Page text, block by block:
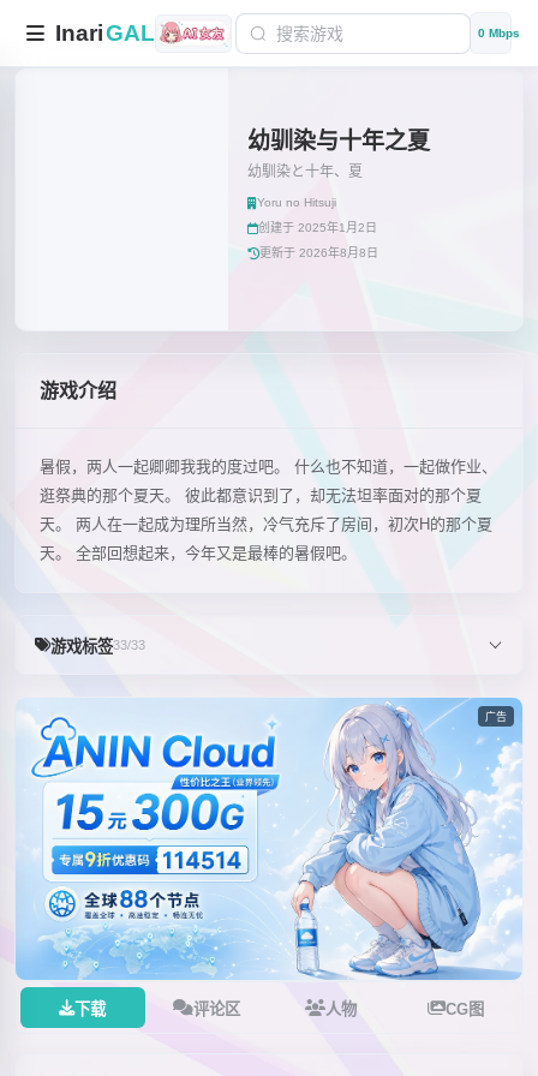
InariGAL 0 Mbps
幼驯染与十年之夏
幼馴染と十年、夏
Yoru no Hitsuji
创建于 2025年1月2日
更新于 2026年8月8日
游戏介绍
暑假，两人一起卿卿我我的度过吧。 什么也不知道，一起做作业、
逛祭典的那个夏天。 彼此都意识到了，却无法坦率面对的那个夏
天。 两人在一起成为理所当然，冷气充斥了房间，初次H的那个夏
天。 全部回想起来，今年又是最棒的暑假吧。
游戏标签33/33
广告
下载 评论区 人物 CG图